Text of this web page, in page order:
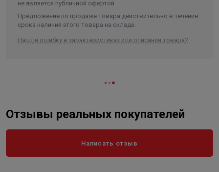
не является публичной офертой.
Предложение по продаже товара действительно в течение
срока наличия этого товара на складе.
Нашли ошибку в характеристиках или описании товара?
Отзывы реальных покупателей
Написать отзыв